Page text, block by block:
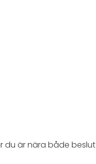
är nära både